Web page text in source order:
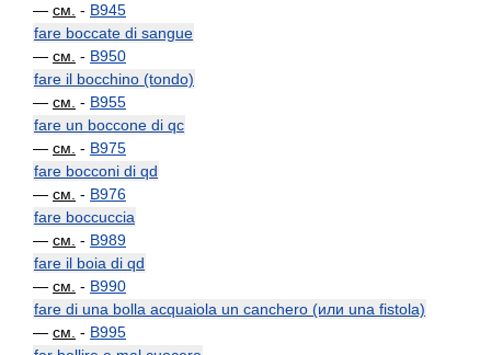
— см. - B945
fare boccate di sangue
— см. - B950
fare il bocchino (tondo)
— см. - B955
fare un boccone di qc
— см. - B975
fare bocconi di qd
— см. - B976
fare boccuccia
— см. - B989
fare il boia di qd
— см. - B990
fare di una bolla acquaiola un canchero (или una fistola)
— см. - B995